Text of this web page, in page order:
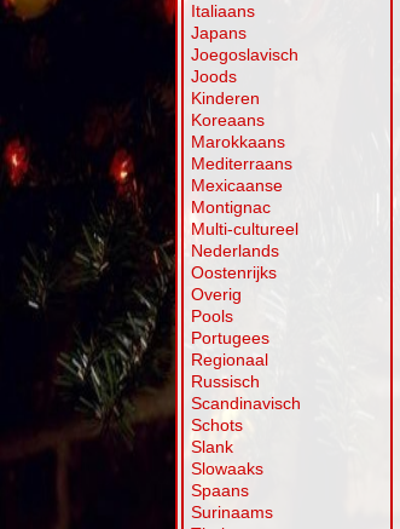
Italiaans
Japans
Joegoslavisch
Joods
Kinderen
Koreaans
Marokkaans
Mediterraans
Mexicaanse
Montignac
Multi-cultureel
Nederlands
Oostenrijks
Overig
Pools
Portugees
Regionaal
Russisch
Scandinavisch
Schots
Slank
Slowaaks
Spaans
Surinaams